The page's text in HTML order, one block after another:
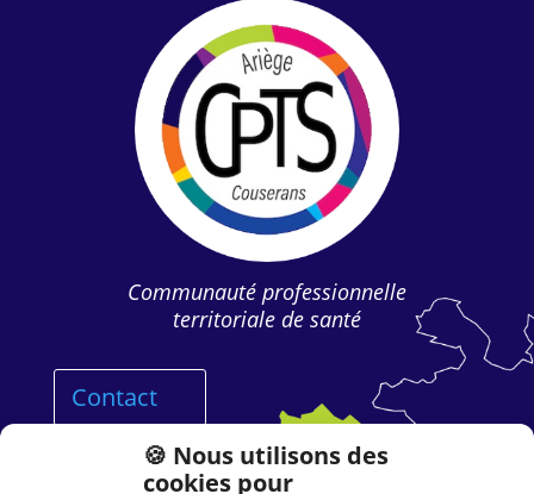
🍪 Nous utilisons des
cookies pour
Communauté professionnelle
territoriale de santé
Contact
Adhérer à la CPTS